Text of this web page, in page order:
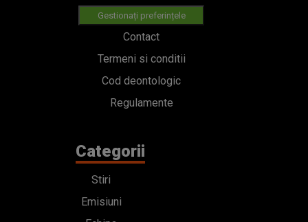
Gestionați preferințele
Contact
Termeni si conditii
Cod deontologic
Regulamente
Categorii
Stiri
Emisiuni